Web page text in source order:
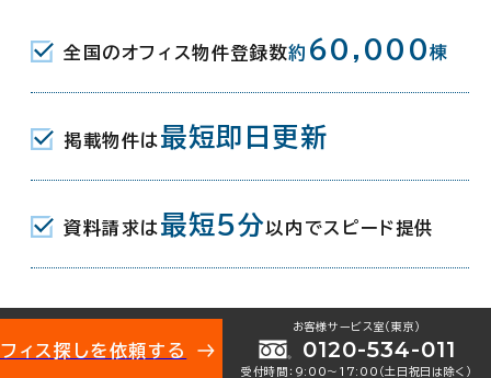
10-3
全国のオフィス物件登録数約 60,000棟
掲載物件は 最短即日更新
資料請求は 最短5分 以内でスピード提供
ィス探しを依頼する
お客様サービス室（東京）
0120-534-011
受付時間：9:00〜17:00（土日祝日は除く）